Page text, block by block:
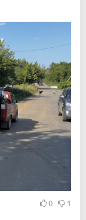
0 1